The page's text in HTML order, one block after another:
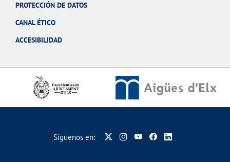
PROTECCIÓN DE DATOS
CANAL ÉTICO
ACCESIBILIDAD
Síguenos en: